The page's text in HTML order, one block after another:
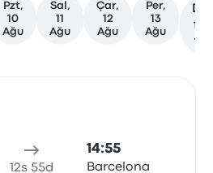
Pzt,
10
Ağu
Sal,
11
Ağu
Çar,
12
Ağu
Per,
13
Ağu
12s 55d
14:55
Barcelona